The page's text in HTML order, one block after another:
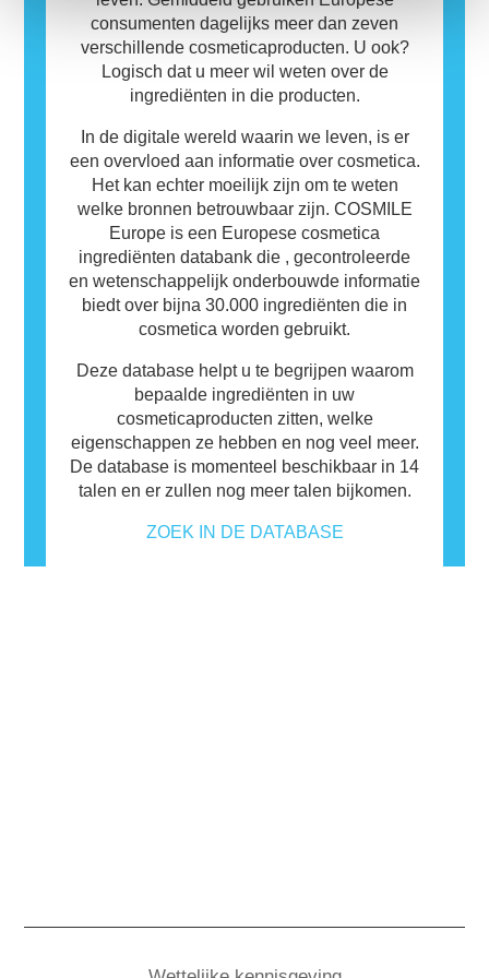
consumenten dagelijks meer dan zeven
verschillende cosmeticaproducten. U ook?
Logisch dat u meer wil weten over de
ingrediënten in die producten.
In de digitale wereld waarin we leven, is er
een overvloed aan informatie over cosmetica.
Het kan echter moeilijk zijn om te weten
welke bronnen betrouwbaar zijn. COSMILE
Europe is een Europese cosmetica
ingrediënten databank die , gecontroleerde
en wetenschappelijk onderbouwde informatie
biedt over bijna 30.000 ingrediënten die in
cosmetica worden gebruikt.
Deze database helpt u te begrijpen waarom
bepaalde ingrediënten in uw
cosmeticaproducten zitten, welke
eigenschappen ze hebben en nog veel meer.
De database is momenteel beschikbaar in 14
talen en er zullen nog meer talen bijkomen.
ZOEK IN DE DATABASE